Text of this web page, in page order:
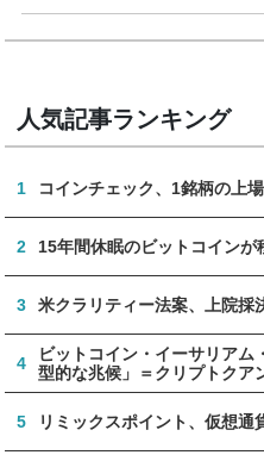
人気記事ランキング
1 コインチェック、1銘柄の上
2 15年間休眠のビットコイン
3 米クラリティー法案、上院採
4
ビットコイン・イーサリアム
型的な兆候」＝クリプトクア
5 リミックスポイント、仮想